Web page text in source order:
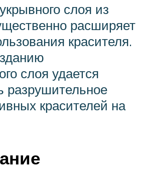
слоя из
расширяет
красителя.
слоя удается
разрушительное
красителей на